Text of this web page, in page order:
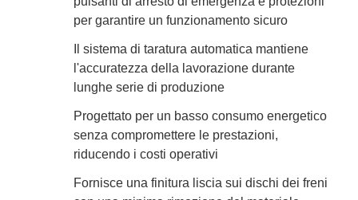
per garantire un funzionamento sicuro
Il sistema di taratura automatica mantiene
l'accuratezza della lavorazione durante
lunghe serie di produzione
Progettato per un basso consumo energetico
senza compromettere le prestazioni,
riducendo i costi operativi
Fornisce una finitura liscia sui dischi dei freni